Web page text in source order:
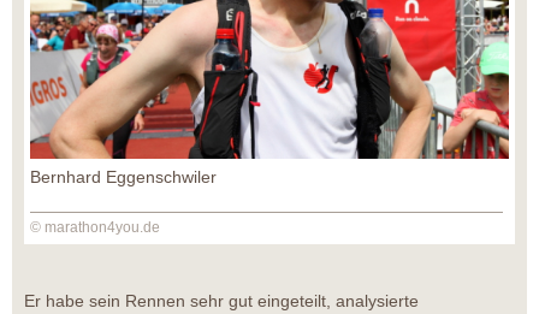
Bernhard Eggenschwiler
© marathon4you.de
Er habe sein Rennen sehr gut eingeteilt, analysierte